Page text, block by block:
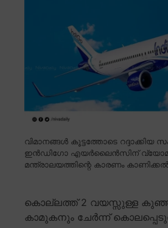
വിമാനങ്ങൾ കൂട്ടത്തോടെ റദ്ദാക്കിയ
ഇൻഡിഗോ എയർലൈൻസിന്
മന്ത്രാലയത്തിന്റെ കാരണം
കൊല്ലത്ത് 2 വയസ്സുള്ള
കാമുകനും ചേർന്ന്